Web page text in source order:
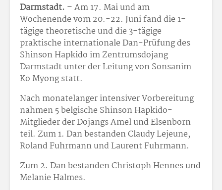
Darmstadt. – Am 17. Mai und am
Wochenende vom 20.-22. Juni fand die 1-
tägige theoretische und die 3-tägige
praktische internationale Dan-Prüfung des
Shinson Hapkido im Zentrumsdojang
Darmstadt unter der Leitung von Sonsanim
Ko Myong statt.
Nach monatelanger intensiver Vorbereitung
nahmen 5 belgische Shinson Hapkido-
Mitglieder der Dojangs Amel und Elsenborn
teil. Zum 1. Dan bestanden Claudy Lejeune,
Roland Fuhrmann und Laurent Fuhrmann.
Zum 2. Dan bestanden Christoph Hennes und
Melanie Halmes.